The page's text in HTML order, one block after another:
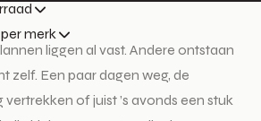
merk
liggen al vast. Andere ontstaan
zelf. Een paar dagen weg, de
of juist ’s avonds een stuk